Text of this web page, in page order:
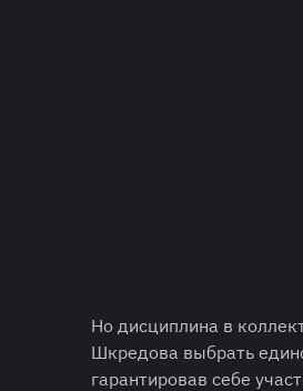
Но дисциплина в
Шкредова выбрать
гарантировав себе